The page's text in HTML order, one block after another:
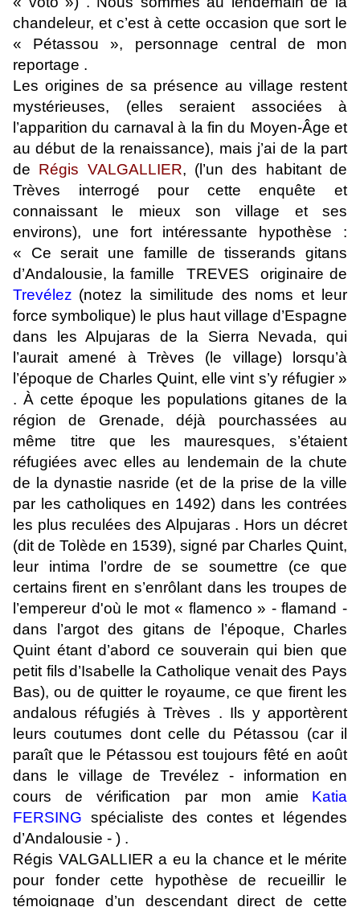
chandeleur, et c’est à cette occasion que sort le
« Pétassou », personnage central de mon
reportage .
Les origines de sa présence au village restent
mystérieuses, (elles seraient associées à
l’apparition du carnaval à la fin du Moyen-Âge et
au début de la renaissance), mais j’ai de la part
de Régis VALGALLIER, (l’un des habitant de
Trèves interrogé pour cette enquête et
connaissant le mieux son village et ses
environs), une fort intéressante hypothèse :
« Ce serait une famille de tisserands gitans
d’Andalousie, la famille TREVES originaire de
Trevélez (notez la similitude des noms et leur
force symbolique) le plus haut village d’Espagne
dans les Alpujaras de la Sierra Nevada, qui
l’aurait amené à Trèves (le village) lorsqu’à
l’époque de Charles Quint, elle vint s’y réfugier »
. À cette époque les populations gitanes de la
région de Grenade, déjà pourchassées au
même titre que les mauresques, s’étaient
réfugiées avec elles au lendemain de la chute
de la dynastie nasride (et de la prise de la ville
par les catholiques en 1492) dans les contrées
les plus reculées des Alpujaras . Hors un décret
(dit de Tolède en 1539), signé par Charles Quint,
leur intima l’ordre de se soumettre (ce que
certains firent en s’enrôlant dans les troupes de
l’empereur d'où le mot « flamenco » - flamand -
dans l’argot des gitans de l’époque, Charles
Quint étant d’abord ce souverain qui bien que
petit fils d’Isabelle la Catholique venait des Pays
Bas), ou de quitter le royaume, ce que firent les
andalous réfugiés à Trèves . Ils y apportèrent
leurs coutumes dont celle du Pétassou (car il
paraît que le Pétassou est toujours fêté en août
dans le village de Trevélez - information en
cours de vérification par mon amie
Katia
FERSING spécialiste des contes et légendes
d’Andalousie - ) .
Régis VALGALLIER a eu la chance et le mérite
pour fonder cette hypothèse de recueillir le
témoignage d’un descendant direct de cette